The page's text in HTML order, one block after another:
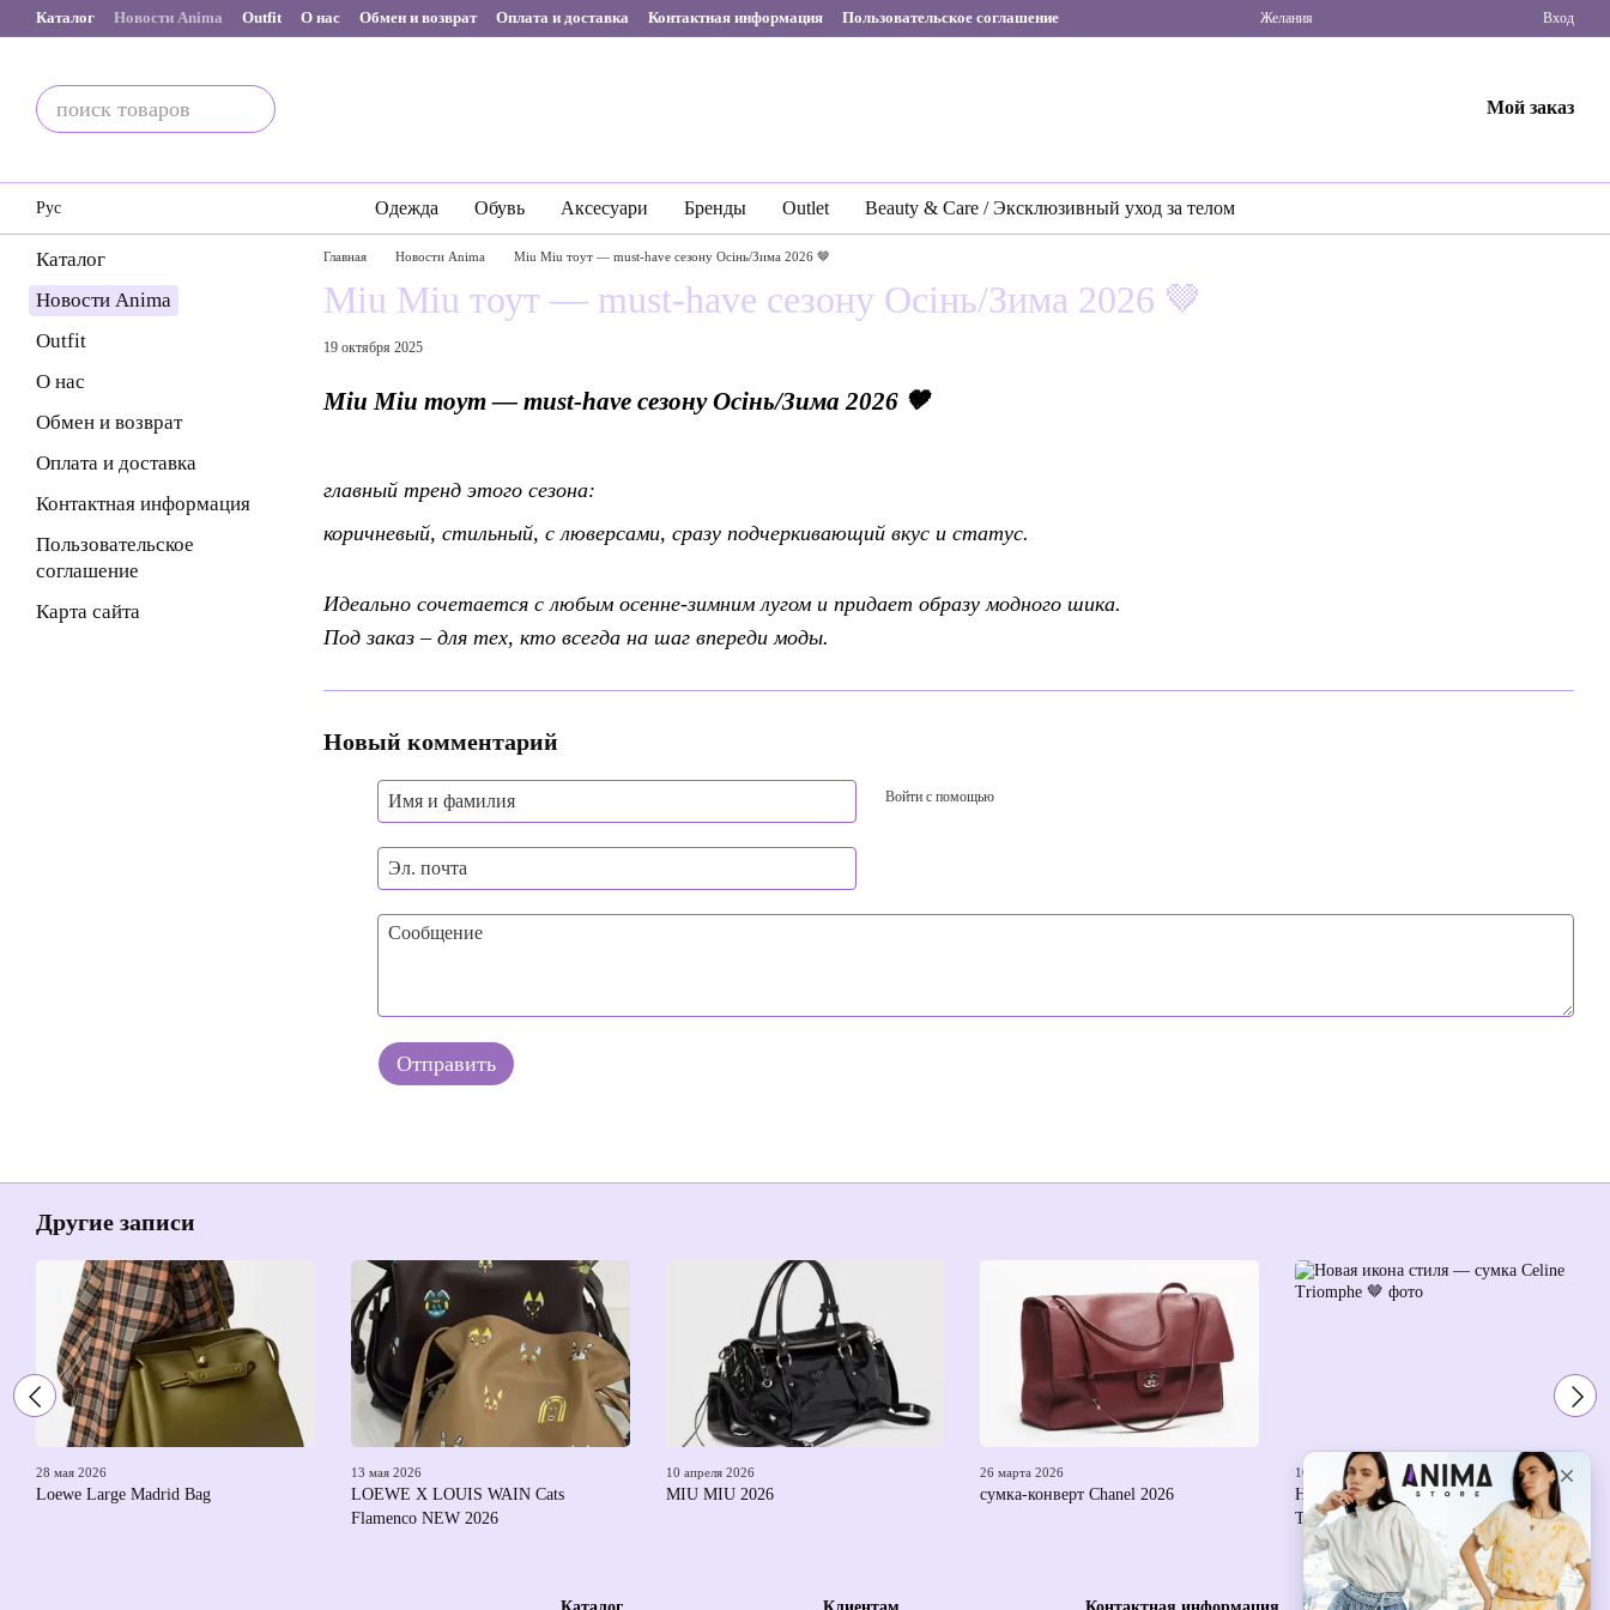
Перейти к основному контенту
Каталог Новости Anima Outfit О нас Обмен и возврат Оплата и доставка Контактная информация Пользовательское соглашение Желания Вход
Мой заказ
Рус Одежда Обувь Аксесуари Бренды Outlet Beauty & Care / Эксклюзивный уход за телом
Главная Новости Anima Miu Miu тоут — must-have сезону Осінь/Зима 2026 🤎
Miu Miu тоут — must-have сезону Осінь/Зима 2026 🤎
19 октября 2025
Miu Miu тоут — must-have сезону Осінь/Зима 2026 🤎
главный тренд этого сезона:
коричневый, стильный, с люверсами, сразу подчеркивающий вкус и статус.
Идеально сочетается с любым осенне-зимним лугом и придает образу модного шика.
Под заказ – для тех, кто всегда на шаг впереди моды.
Новый комментарий
Войти с помощью
Отправить
Каталог
Новости Anima
Outfit
О нас
Обмен и возврат
Оплата и доставка
Контактная информация
Пользовательское
соглашение
Карта сайта
Другие записи
28 мая 2026
Loewe Large Madrid Bag
13 мая 2026
LOEWE X LOUIS WAIN Cats
Flamenco NEW 2026
10 апреля 2026
MIU MIU 2026
26 марта 2026
сумка-конверт Chanel 2026
16 марта 2026
Новая икона стиля — сумка Celine
Triomphe 🤎